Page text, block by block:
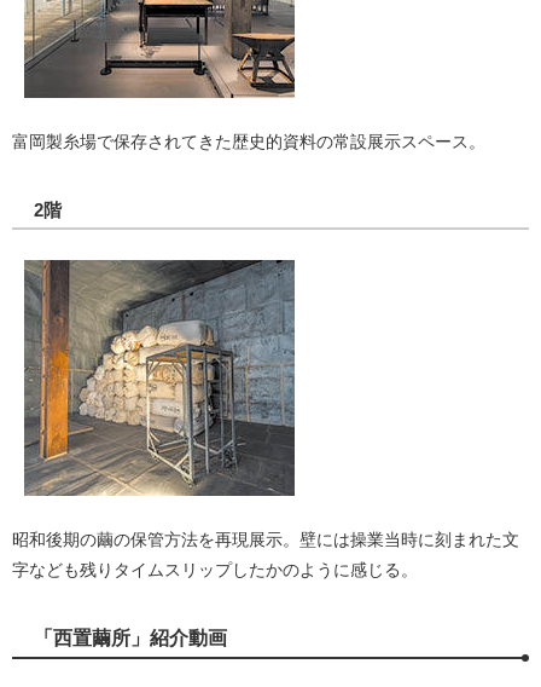
富岡製糸場で保存されてきた歴史的資料の常設展示スペース。
2階
昭和後期の繭の保管方法を再現展示。壁には操業当時に刻まれた文
字なども残りタイムスリップしたかのように感じる。
「西置繭所」紹介動画